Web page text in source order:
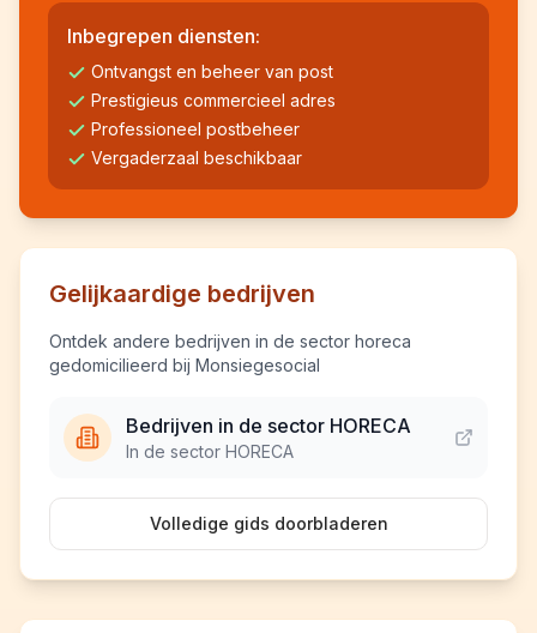
Inbegrepen diensten:
Ontvangst en beheer van post
Prestigieus commercieel adres
Professioneel postbeheer
Vergaderzaal beschikbaar
Gelijkaardige bedrijven
Ontdek andere bedrijven in de sector horeca
gedomicilieerd bij Monsiegesocial
Bedrijven in de sector HORECA
In de sector HORECA
Volledige gids doorbladeren